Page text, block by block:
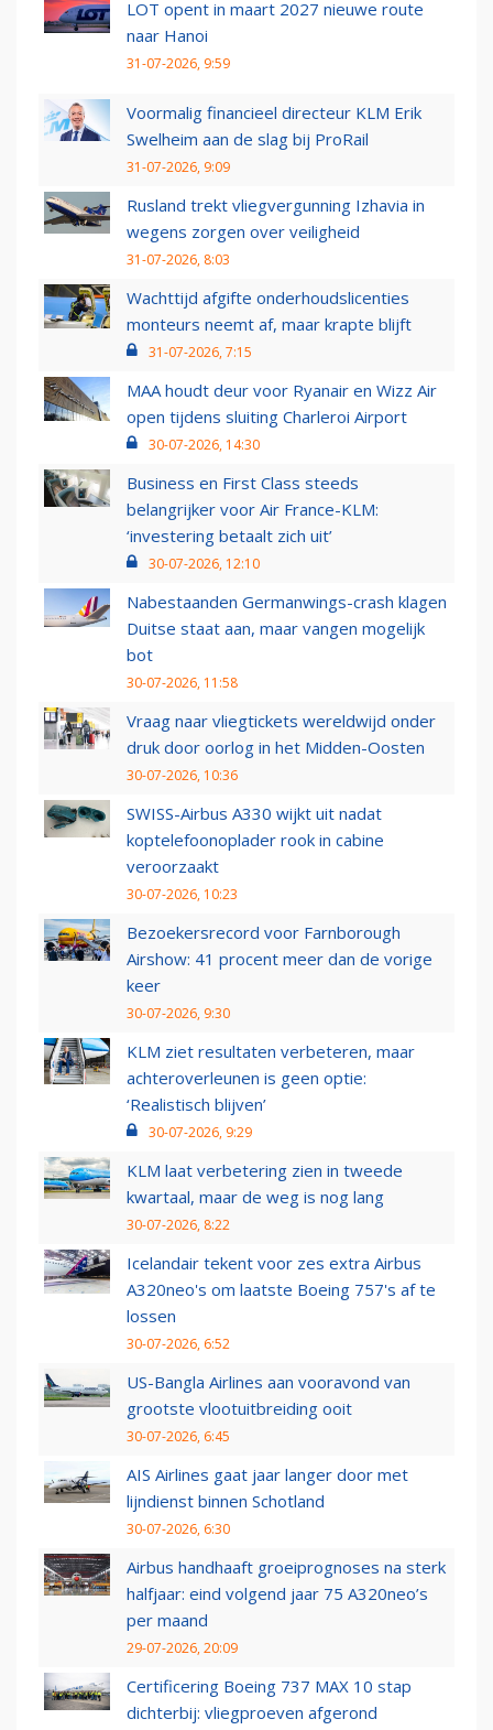
LOT opent in maart 2027 nieuwe route
naar Hanoi
31-07-2026, 9:59
Voormalig financieel directeur KLM Erik
Swelheim aan de slag bij ProRail
31-07-2026, 9:09
Rusland trekt vliegvergunning Izhavia in
wegens zorgen over veiligheid
31-07-2026, 8:03
Wachttijd afgifte onderhoudslicenties
monteurs neemt af, maar krapte blijft
31-07-2026, 7:15
MAA houdt deur voor Ryanair en Wizz Air
open tijdens sluiting Charleroi Airport
30-07-2026, 14:30
Business en First Class steeds
belangrijker voor Air France-KLM:
‘investering betaalt zich uit’
30-07-2026, 12:10
Nabestaanden Germanwings-crash klagen
Duitse staat aan, maar vangen mogelijk
bot
30-07-2026, 11:58
Vraag naar vliegtickets wereldwijd onder
druk door oorlog in het Midden-Oosten
30-07-2026, 10:36
SWISS-Airbus A330 wijkt uit nadat
koptelefoonoplader rook in cabine
veroorzaakt
30-07-2026, 10:23
Bezoekersrecord voor Farnborough
Airshow: 41 procent meer dan de vorige
keer
30-07-2026, 9:30
KLM ziet resultaten verbeteren, maar
achteroverleunen is geen optie:
‘Realistisch blijven’
30-07-2026, 9:29
KLM laat verbetering zien in tweede
kwartaal, maar de weg is nog lang
30-07-2026, 8:22
Icelandair tekent voor zes extra Airbus
A320neo's om laatste Boeing 757's af te
lossen
30-07-2026, 6:52
US-Bangla Airlines aan vooravond van
grootste vlootuitbreiding ooit
30-07-2026, 6:45
AIS Airlines gaat jaar langer door met
lijndienst binnen Schotland
30-07-2026, 6:30
Airbus handhaaft groeiprognoses na sterk
halfjaar: eind volgend jaar 75 A320neo’s
per maand
29-07-2026, 20:09
Certificering Boeing 737 MAX 10 stap
dichterbij: vliegproeven afgerond